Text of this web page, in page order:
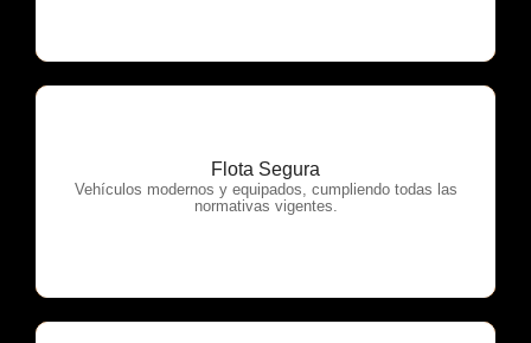
Flota Segura
Vehículos modernos y equipados, cumpliendo todas las
normativas vigentes.
OTP Servicios